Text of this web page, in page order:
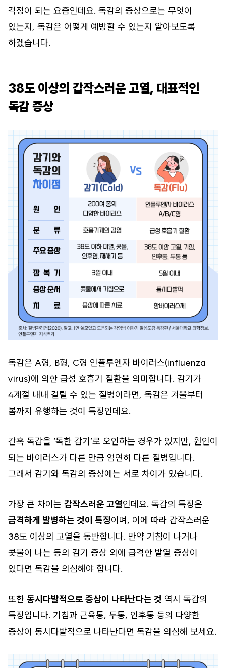
걱정이 되는 요즘인데요. 독감의 증상으로는 무엇이
있는지, 독감은 어떻게 예방할 수 있는지 알아보도록
하겠습니다.
38도 이상의 갑작스러운 고열, 대표적인
독감 증상
독감은 A형, B형, C형 인플루엔자 바이러스(influenza
virus)에 의한 급성 호흡기 질환을 의미합니다. 감기가
4계절 내내 걸릴 수 있는 질병이라면, 독감은 겨울부터
봄까지 유행하는 것이 특징인데요.
간혹 독감을 ‘독한 감기’로 오인하는 경우가 있지만, 원인이
되는 바이러스가 다른 만큼 엄연히 다른 질병입니다.
그래서 감기와 독감의 증상에는 서로 차이가 있습니다.
가장 큰 차이는 갑작스러운 고열인데요. 독감의 특징은
급격하게 발병하는 것이 특징이며, 이에 따라 갑작스러운
38도 이상의 고열을 동반합니다. 만약 기침이 나거나
콧물이 나는 등의 감기 증상 외에 급격한 발열 증상이
있다면 독감을 의심해야 합니다.
또한 동시다발적으로 증상이 나타난다는 것 역시 독감의
특징입니다. 기침과 근육통, 두통, 인후통 등의 다양한
증상이 동시다발적으로 나타난다면 독감을 의심해 보세요.